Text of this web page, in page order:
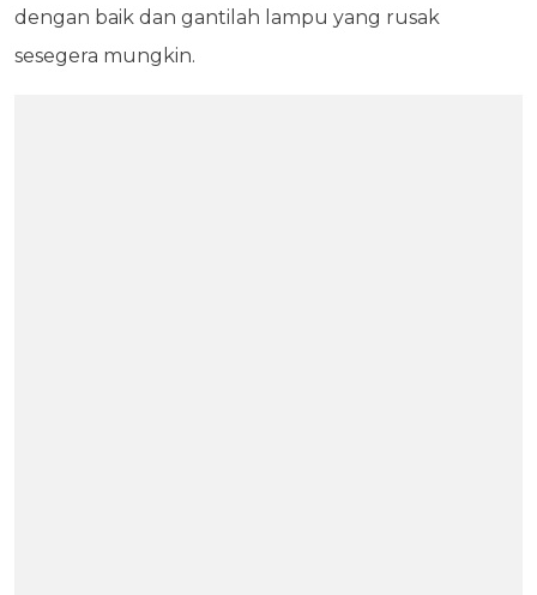
dengan baik dan gantilah lampu yang rusak
sesegera mungkin.